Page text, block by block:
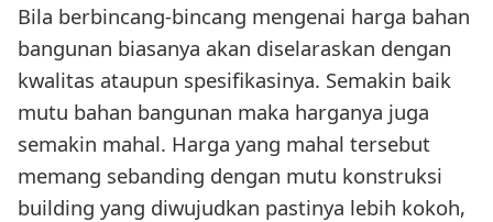
Bila berbincang-bincang mengenai harga bahan
bangunan biasanya akan diselaraskan dengan
kwalitas ataupun spesifikasinya. Semakin baik
mutu bahan bangunan maka harganya juga
semakin mahal. Harga yang mahal tersebut
memang sebanding dengan mutu konstruksi
building yang diwujudkan pastinya lebih kokoh,